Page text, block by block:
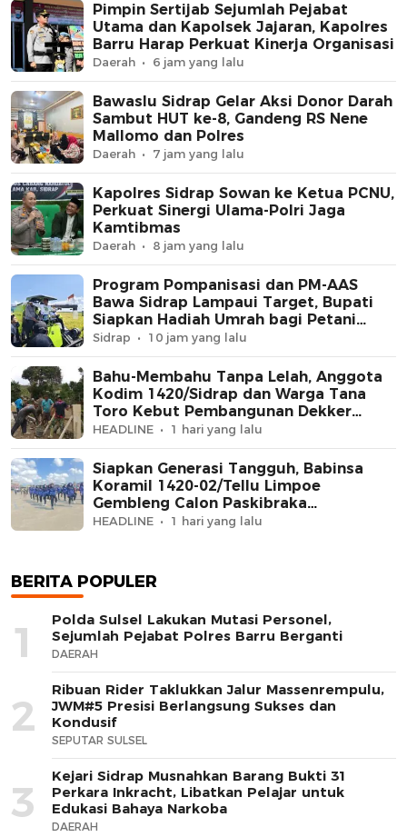
Pimpin Sertijab Sejumlah Pejabat
Utama dan Kapolsek Jajaran, Kapolres
Barru Harap Perkuat Kinerja Organisasi
Daerah 6 jam yang lalu
Bawaslu Sidrap Gelar Aksi Donor Darah
Sambut HUT ke-8, Gandeng RS Nene
Mallomo dan Polres
Daerah 7 jam yang lalu
Kapolres Sidrap Sowan ke Ketua PCNU,
Perkuat Sinergi Ulama-Polri Jaga
Kamtibmas
Daerah 8 jam yang lalu
Program Pompanisasi dan PM-AAS
Bawa Sidrap Lampaui Target, Bupati
Siapkan Hadiah Umrah bagi Petani
Berprestasi
Sidrap 10 jam yang lalu
Bahu-Membahu Tanpa Lelah, Anggota
Kodim 1420/Sidrap dan Warga Tana
Toro Kebut Pembangunan Dekker
Jembatan Beton
HEADLINE 1 hari yang lalu
Siapkan Generasi Tangguh, Babinsa
Koramil 1420-02/Tellu Limpoe
Gembleng Calon Paskibraka
Kecamatan
HEADLINE 1 hari yang lalu
BERITA POPULER
1
Polda Sulsel Lakukan Mutasi Personel,
Sejumlah Pejabat Polres Barru Berganti
DAERAH
2
Ribuan Rider Taklukkan Jalur Massenrempulu,
JWM#5 Presisi Berlangsung Sukses dan
Kondusif
SEPUTAR SULSEL
3
Kejari Sidrap Musnahkan Barang Bukti 31
Perkara Inkracht, Libatkan Pelajar untuk
Edukasi Bahaya Narkoba
DAERAH